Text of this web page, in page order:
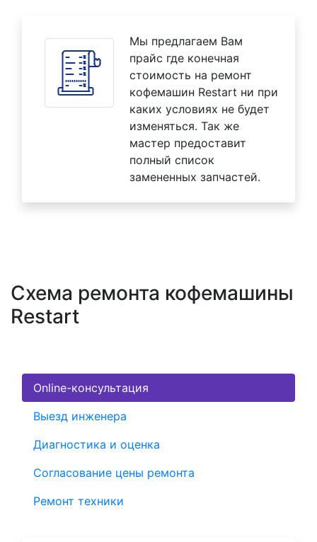
Мы предлагаем Вам
прайс где конечная
стоимость на ремонт
кофемашин Restart ни при
каких условиях не будет
изменяться. Так же
мастер предоставит
полный список
замененных запчастей.
Схема ремонта кофемашины
Restart
Online-консультация
Выезд инженера
Диагностика и оценка
Согласование цены ремонта
Ремонт техники